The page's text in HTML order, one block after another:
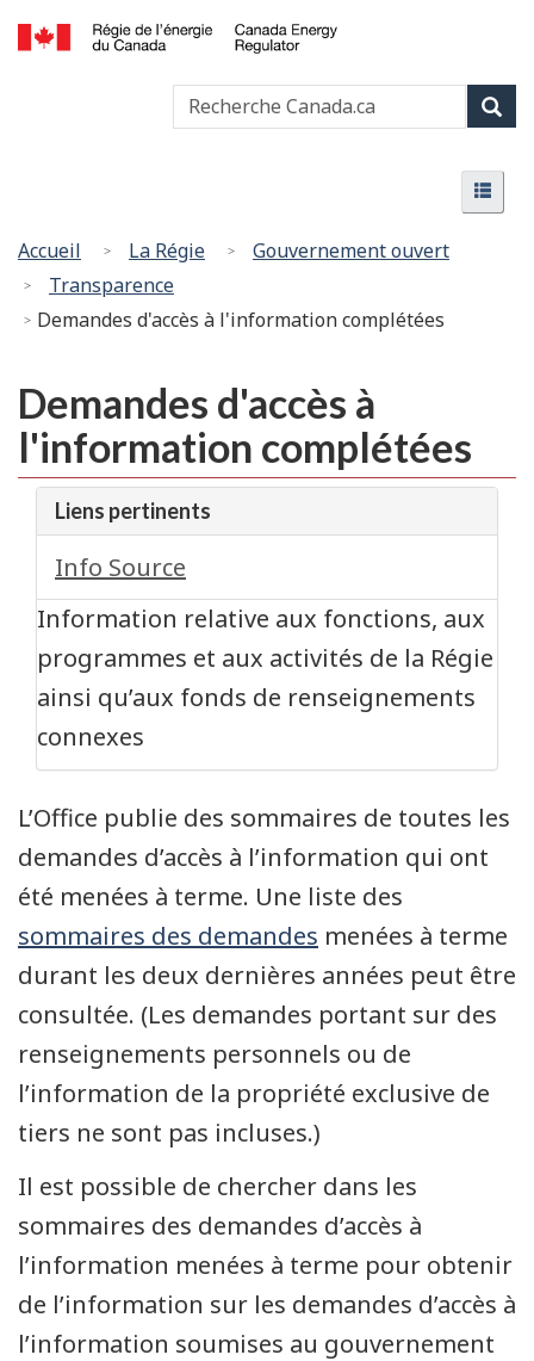
Passer
au
contenu
principal
Version
HTML
simplifiée
l’énergie
du
Canada
Vous
êtes
ici
Accueil La Régie
Gouvernement ouvert
Transparence
Demandes d'accès à l'information complétées
Demandes d'accès à
l'information complétées
Liens pertinents
Info Source
Information relative aux fonctions, aux
programmes et aux activités de la Régie
ainsi qu’aux fonds de renseignements
connexes
L’Office publie des sommaires de toutes les
demandes d’accès à l’information qui ont
été menées à terme. Une liste des
sommaires des demandes menées à terme
durant les deux dernières années peut être
consultée. (Les demandes portant sur des
renseignements personnels ou de
l’information de la propriété exclusive de
tiers ne sont pas incluses.)
Il est possible de chercher dans les
sommaires des demandes d’accès à
l’information menées à terme pour obtenir
de l’information sur les demandes d’accès à
l’information soumises au gouvernement